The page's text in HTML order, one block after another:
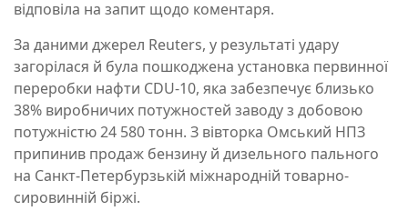
відповіла на запит щодо коментаря.
За даними джерел Reuters, у результаті удару
загорілася й була пошкоджена установка первинної
переробки нафти CDU-10, яка забезпечує близько
38% виробничих потужностей заводу з добовою
потужністю 24 580 тонн. З вівторка Омський НПЗ
припинив продаж бензину й дизельного пального
на Санкт-Петербурзькій міжнародній товарно-
сировинній біржі.